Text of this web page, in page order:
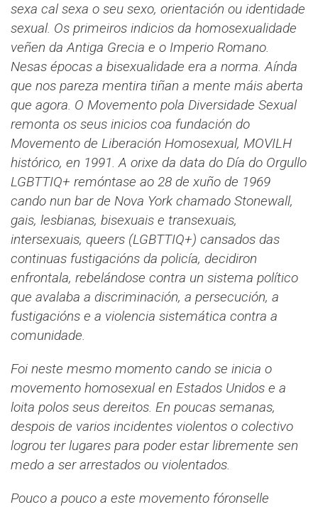
sexa cal sexa o seu sexo, orientación ou identidade
sexual. Os primeiros indicios da homosexualidade
veñen da Antiga Grecia e o Imperio Romano.
Nesas épocas a bisexualidade era a norma. Aínda
que nos pareza mentira tiñan a mente máis aberta
que agora. O Movemento pola Diversidade Sexual
remonta os seus inicios coa fundación do
Movemento de Liberación Homosexual, MOVILH
histórico, en 1991. A orixe da data do Día do Orgullo
LGBTTIQ+ remóntase ao 28 de xuño de 1969
cando nun bar de Nova York chamado Stonewall,
gais, lesbianas, bisexuais e transexuais,
intersexuais, queers (LGBTTIQ+) cansados das
continuas fustigacións da policía, decidiron
enfrontala, rebelándose contra un sistema político
que avalaba a discriminación, a persecución, a
fustigacións e a violencia sistemática contra a
comunidade.
Foi neste mesmo momento cando se inicia o
movemento homosexual en Estados Unidos e a
loita polos seus dereitos. En poucas semanas,
despois de varios incidentes violentos o colectivo
logrou ter lugares para poder estar libremente sen
medo a ser arrestados ou violentados.
Pouco a pouco a este movemento fóronselle